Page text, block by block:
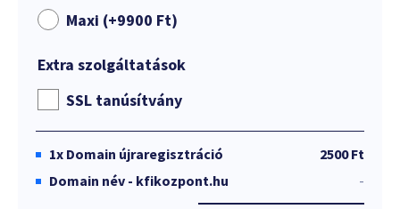
Maxi (+9900 Ft)
Extra szolgáltatások
SSL tanúsítvány
1x Domain újraregisztráció
2500 Ft
Domain név - kfikozpont.hu
-